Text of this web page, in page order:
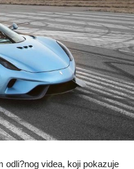
odli?nog videa, koji pokazuje